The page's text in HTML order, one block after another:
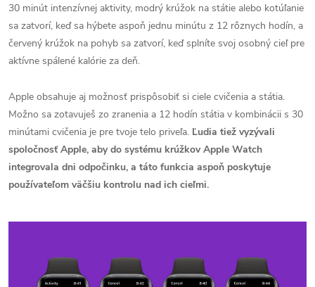
30 minút intenzívnej aktivity, modrý krúžok na státie alebo kotúľanie
sa zatvorí, keď sa hýbete aspoň jednu minútu z 12 rôznych hodín, a
červený krúžok na pohyb sa zatvorí, keď splníte svoj osobný cieľ pre
aktívne spálené kalórie za deň.
Apple obsahuje aj možnosť prispôsobiť si ciele cvičenia a státia.
Možno sa zotavuješ zo zranenia a 12 hodín státia v kombinácii s 30
minútami cvičenia je pre tvoje telo priveľa. Ľudia tiež vyzývali
spoločnosť Apple, aby do systému krúžkov Apple Watch
integrovala dni odpočinku, a táto funkcia aspoň poskytuje
používateľom väčšiu kontrolu nad ich cieľmi.